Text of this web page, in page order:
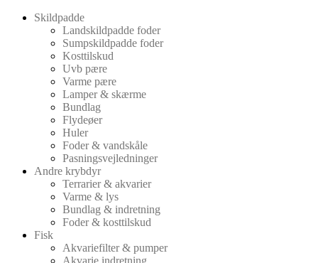
Skildpadde
Landskildpadde foder
Sumpskildpadde foder
Kosttilskud
Uvb pære
Varme pære
Lamper & skærme
Bundlag
Flydeøer
Huler
Foder & vandskåle
Pasningsvejledninger
Andre krybdyr
Terrarier & akvarier
Varme & lys
Bundlag & indretning
Foder & kosttilskud
Fisk
Akvariefilter & pumper
Akvarie indretning